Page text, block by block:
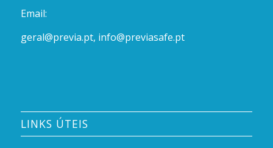
Email:
geral@previa.pt, info@previasafe.pt
LINKS ÚTEIS